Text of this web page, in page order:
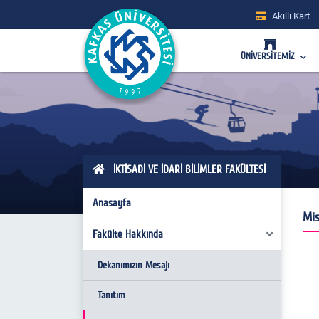
Akıllı Kart
ÜNİVERSİTEMİZ
İKTİSADİ VE İDARİ BİLİMLER FAKÜLTESİ
Anasayfa
Fakülte Hakkında
Dekanımızın Mesajı
Tanıtım